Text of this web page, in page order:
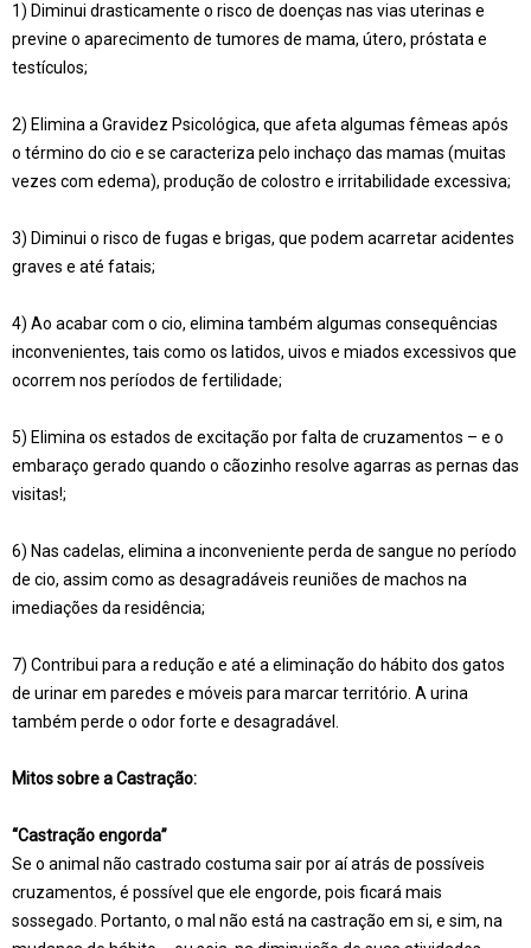
1) Diminui drasticamente o risco de doenças nas vias uterinas e
previne o aparecimento de tumores de mama, útero, próstata e
testículos;
2) Elimina a Gravidez Psicológica, que afeta algumas fêmeas após
o término do cio e se caracteriza pelo inchaço das mamas (muitas
vezes com edema), produção de colostro e irritabilidade excessiva;
3) Diminui o risco de fugas e brigas, que podem acarretar acidentes
graves e até fatais;
4) Ao acabar com o cio, elimina também algumas consequências
inconvenientes, tais como os latidos, uivos e miados excessivos que
ocorrem nos períodos de fertilidade;
5) Elimina os estados de excitação por falta de cruzamentos – e o
embaraço gerado quando o cãozinho resolve agarras as pernas das
visitas!;
6) Nas cadelas, elimina a inconveniente perda de sangue no período
de cio, assim como as desagradáveis reuniões de machos na
imediações da residência;
7) Contribui para a redução e até a eliminação do hábito dos gatos
de urinar em paredes e móveis para marcar território. A urina
também perde o odor forte e desagradável.
Mitos sobre a Castração:
“Castração engorda”
Se o animal não castrado costuma sair por aí atrás de possíveis
cruzamentos, é possível que ele engorde, pois ficará mais
sossegado. Portanto, o mal não está na castração em si, e sim, na